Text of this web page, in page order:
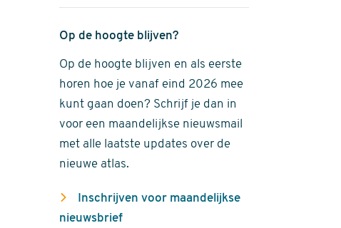
Op de hoogte blijven?
Op de hoogte blijven en als eerste
horen hoe je vanaf eind 2026 mee
kunt gaan doen? Schrijf je dan in
voor een maandelijkse nieuwsmail
met alle laatste updates over de
nieuwe atlas.
Inschrijven voor maandelijkse
nieuwsbrief